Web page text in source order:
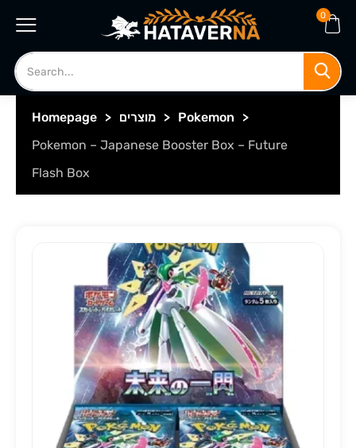
0
Homepage > מוצרים > Pokemon
>
Pokemon – Japanese Booster Box – Future
Flash Box